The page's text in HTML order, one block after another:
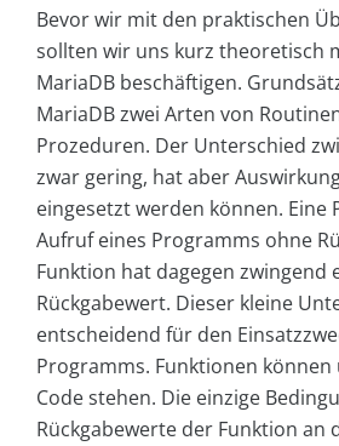
Bevor wir mit den praktischen
sollten wir uns kurz theoretisch
MariaDB beschäftigen.
MariaDB zwei Arten von
Prozeduren. Der Unterschied
zwar gering, hat aber
eingesetzt werden können. Eine
Aufruf eines Programms ohne
Funktion hat dagegen zwingend
Rückgabewert. Dieser kleine
entscheidend für den
Programms. Funktionen können
Code stehen. Die einzige
Rückgabewerte der Funktion an